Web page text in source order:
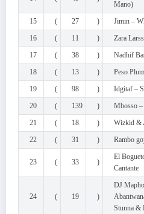
Mano)
15
( 27 )
Jimin –
16
( 11 )
Zara
17
( 38 )
Nadhif
18
( 13 )
Peso
19
( 98 )
Idgitaf –
20
( 139 )
Mbosso –
21
( 18 )
Wizkid &
22
( 31 ) Rambo
23 ( 33 )
El
Cantante
24 ( 19 )
DJ
Stunna &